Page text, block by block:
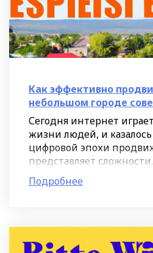
Как эффективно
небольшом городе
Сегодня интернет
жизни людей, и
цифровой эпохи
представляет
речь идет о небольших
ситуация может
Подробнее